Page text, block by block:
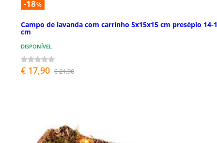
-18%
Campo de lavanda com carrinho 5x15x15 cm presépio 14-
cm
DISPONÍVEL
€ 17,90 € 21,90